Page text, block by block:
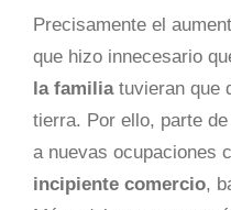
Precisamente el
que hizo innecesario
la familiatuvieran que
tierra. Por ello, parte
a nuevas ocupaciones
incipiente comercio,